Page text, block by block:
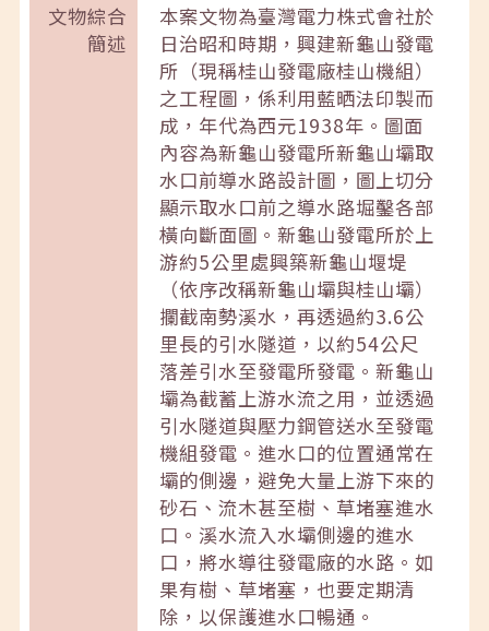
文物綜合
簡述
本案文物為臺灣電力株式會社於
日治昭和時期，興建新龜山發電
所（現稱桂山發電廠桂山機組）
之工程圖，係利用藍晒法印製而
成，年代為西元1938年。圖面
內容為新龜山發電所新龜山壩取
水口前導水路設計圖，圖上切分
顯示取水口前之導水路堀鑿各部
橫向斷面圖。新龜山發電所於上
游約5公里處興築新龜山堰堤
（依序改稱新龜山壩與桂山壩）
攔截南勢溪水，再透過約3.6公
里長的引水隧道，以約54公尺
落差引水至發電所發電。新龜山
壩為截蓄上游水流之用，並透過
引水隧道與壓力鋼管送水至發電
機組發電。進水口的位置通常在
壩的側邊，避免大量上游下來的
砂石、流木甚至樹、草堵塞進水
口。溪水流入水壩側邊的進水
口，將水導往發電廠的水路。如
果有樹、草堵塞，也要定期清
除，以保護進水口暢通。